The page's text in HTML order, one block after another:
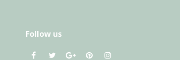
Follow us